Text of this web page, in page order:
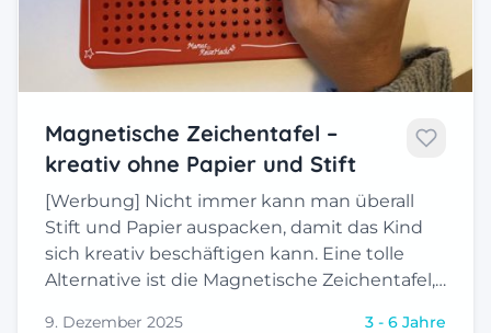
Magnetische Zeichentafel –
kreativ ohne Papier und Stift
[Werbung] Nicht immer kann man überall
Stift und Papier auspacken, damit das Kind
sich kreativ beschäftigen kann. Eine tolle
Alternative ist die Magnetische Zeichentafel,…
9. Dezember 2025 3 - 6 Jahre